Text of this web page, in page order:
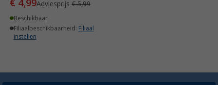
€ 4,99Adviesprijs € 5,99
Beschikbaar
Filiaalbeschikbaarheid: Filiaal
instellen